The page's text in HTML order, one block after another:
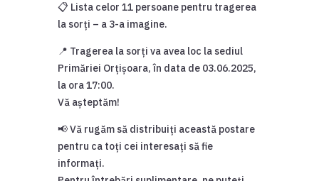
📋 Lista celor 11 persoane pentru tragerea
la sorți – a 3-a imagine.
📍 Tragerea la sorți va avea loc la sediul
Primăriei Orțișoara, în data de 03.06.2025,
la ora 17:00.
Vă așteptăm!
📢 Vă rugăm să distribuiți această postare
pentru ca toți cei interesați să fie
informați.